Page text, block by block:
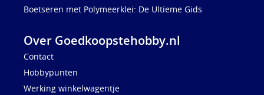
Boetseren met Polymeerklei: De Ultieme Gids
Over Goedkoopstehobby.nl
Contact
Hobbypunten
Werking winkelwagentje